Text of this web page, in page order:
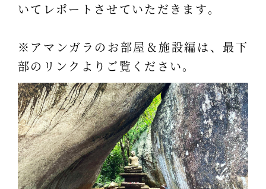
いてレポートさせていただきます。
※アマンガラのお部屋＆施設編は、最下
部のリンクよりご覧ください。